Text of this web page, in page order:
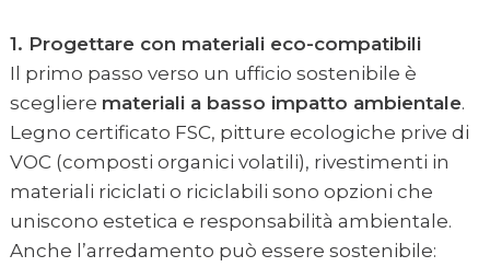
1. Progettare con materiali eco-compatibili
Il primo passo verso un ufficio sostenibile è
scegliere materiali a basso impatto ambientale.
Legno certificato FSC, pitture ecologiche prive di
VOC (composti organici volatili), rivestimenti in
materiali riciclati o riciclabili sono opzioni che
uniscono estetica e responsabilità ambientale.
Anche l’arredamento può essere sostenibile: